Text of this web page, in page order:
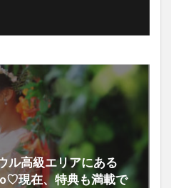
ル高級エリアにある
現在、特典も満載で